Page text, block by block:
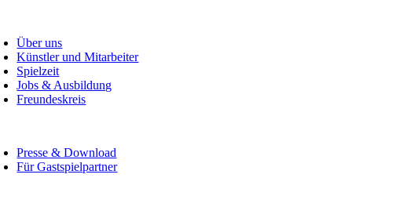
Über uns
Künstler und Mitarbeiter
Spielzeit
Jobs & Ausbildung
Freundeskreis
Presse & Download
Für Gastspielpartner